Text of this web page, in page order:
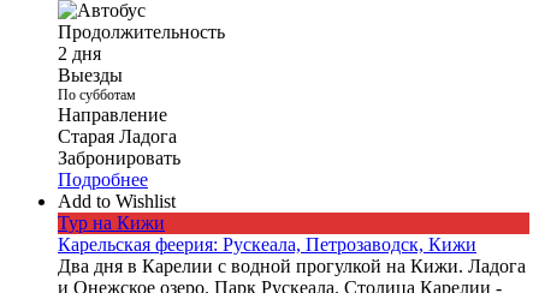
Продолжительность
2 дня
Выезды
По субботам
Направление
Старая Ладога
Забронировать
Подробнее
Add to Wishlist
Тур на Кижи
Карельская феерия: Рускеала, Петрозаводск, Кижи
Два дня в Карелии с водной прогулкой на Кижи. Ладога
и Онежское озеро. Парк Рускеала. Столица Карелии -